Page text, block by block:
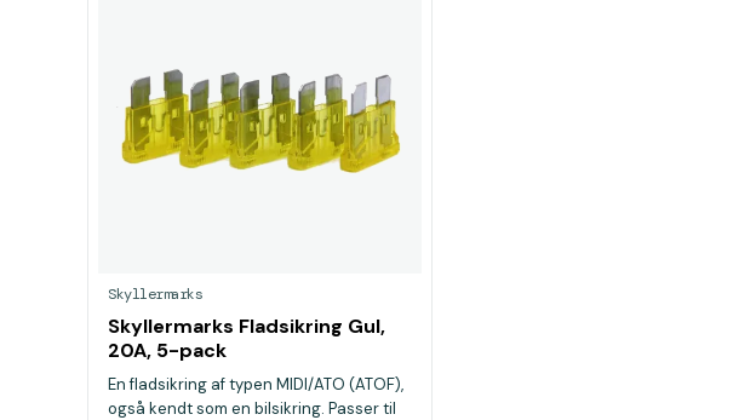
Skyllermarks
Skyllermarks Fladsikring Gul,
20A, 5-pack
En fladsikring af typen MIDI/ATO (ATOF),
også kendt som en bilsikring. Passer til